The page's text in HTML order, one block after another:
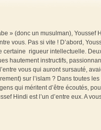
» (donc un musulman),
vous. Pas si vite ! D’abord,
certaine rigueur intellectuelle.
hautement instructifs,
vous qui auront sursauté,
sur l’islam ? Dans toutes
qui méritent d’être écoutés,
Hindi est l’un d’entre eux. A